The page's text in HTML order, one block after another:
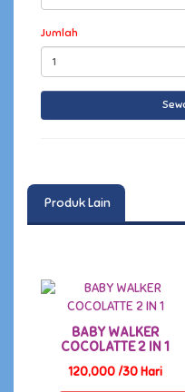
Jumlah
Produk Lain
BABY WALKER
COCOLATTE 2 IN 1
120,000 /30 Hari